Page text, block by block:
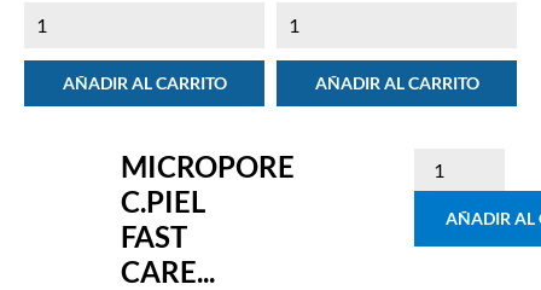
AÑADIR AL CARRITO AÑADIR AL CARRITO
MICROPORE
C.PIEL
FAST
CARE...
AÑADIR AL